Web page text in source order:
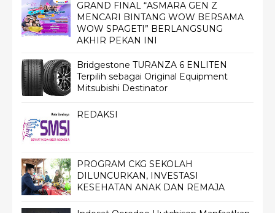
GRAND FINAL “ASMARA GEN Z
MENCARI BINTANG WOW BERSAMA
WOW SPAGETI” BERLANGSUNG
AKHIR PEKAN INI
Bridgestone TURANZA 6 ENLITEN
Terpilih sebagai Original Equipment
Mitsubishi Destinator
REDAKSI
PROGRAM CKG SEKOLAH
DILUNCURKAN, INVESTASI
KESEHATAN ANAK DAN REMAJA